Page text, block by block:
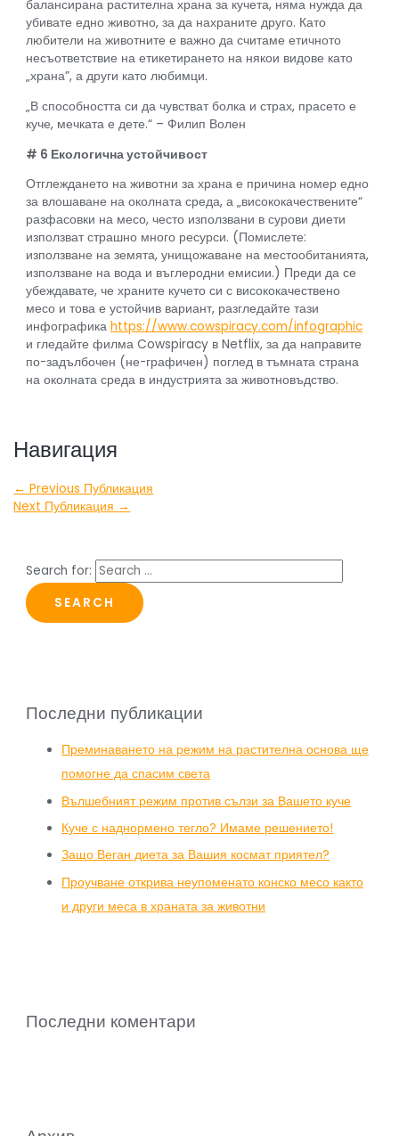
балансирана растителна храна за кучета, няма нужда да
убивате едно животно, за да нахраните друго. Като
любители на животните е важно да считаме етичното
несъответствие на етикетирането на някои видове като
„храна”, а други като любимци.
„В способността си да чувстват болка и страх, прасето е
куче, мечката е дете.“ – Филип Волен
# 6 Екологична устойчивост
Отглеждането на животни за храна е причина номер едно
за влошаване на околната среда, а „висококачествените“
разфасовки на месо, често използвани в сурови диети
използват страшно много ресурси. (Помислете:
използване на земята, унищожаване на местообитанията,
използване на вода и въглеродни емисии.) Преди да се
убеждавате, че храните кучето си с висококачествено
месо и това е устойчив вариант, разгледайте тази
инфографикаhttps://www.cowspiracy.com/infographic
и гледайте филма Cowspiracy в Netflix, за да направите
по-задълбочен (не-графичен) поглед в тъмната страна
на околната среда в индустрията за животновъдство.
Навигация
← Previous Публикация
Next Публикация →
Search for:
Последни публикации
Преминаването на режим на растителна основа ще
помогне да спасим света
Вълшебният режим против сълзи за Вашето куче
Куче с наднормено тегло? Имаме решението!
Защо Веган диета за Вашия космат приятел?
Проучване открива неупоменато конско месо както
и други меса в храната за животни
Последни коментари